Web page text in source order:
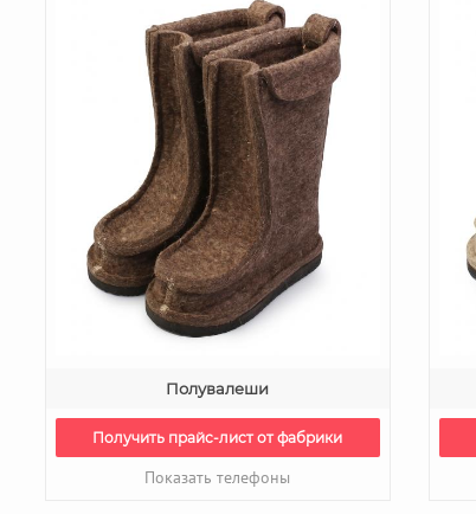
Полувалеши
Получить прайс-лист от фабрики
Показать телефоны